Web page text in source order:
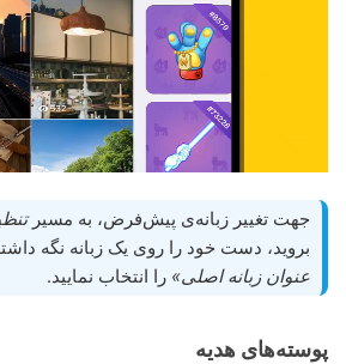
جهت تغییر زبانه‌ی پیش‌فرض، به مسیر
بروید، دست خود را روی یک زبانه نگه
عنوان زبانه اصلی» را انتخاب نمایید.
پوسته‌های هدیه